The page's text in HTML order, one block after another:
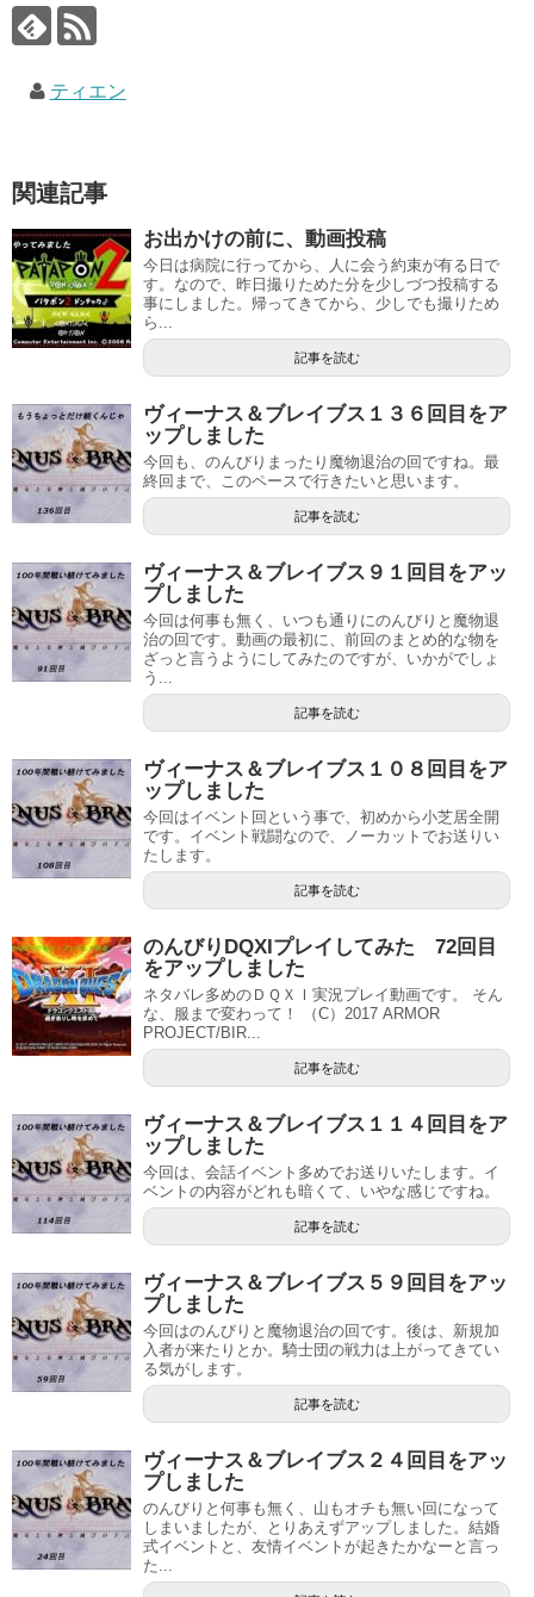
ティエン
関連記事
お出かけの前に、動画投稿
今日は病院に行ってから、人に会う約束が有る日で
す。なので、昨日撮りためた分を少しづつ投稿する
事にしました。帰ってきてから、少しでも撮りため
ら...
記事を読む
ヴィーナス＆ブレイブス１３６回目をア
ップしました
今回も、のんびりまったり魔物退治の回ですね。最
終回まで、このペースで行きたいと思います。
記事を読む
ヴィーナス＆ブレイブス９１回目をアッ
プしました
今回は何事も無く、いつも通りにのんびりと魔物退
治の回です。動画の最初に、前回のまとめ的な物を
ざっと言うようにしてみたのですが、いかがでしょ
う...
記事を読む
ヴィーナス＆ブレイブス１０８回目をア
ップしました
今回はイベント回という事で、初めから小芝居全開
です。イベント戦闘なので、ノーカットでお送りい
たします。
記事を読む
のんびりDQXIプレイしてみた 72回目
をアップしました
ネタバレ多めのＤＱＸＩ実況プレイ動画です。 そん
な、服まで変わって！ （C）2017 ARMOR
PROJECT/BIR...
記事を読む
ヴィーナス＆ブレイブス１１４回目をア
ップしました
今回は、会話イベント多めでお送りいたします。イ
ベントの内容がどれも暗くて、いやな感じですね。
記事を読む
ヴィーナス＆ブレイブス５９回目をアッ
プしました
今回はのんびりと魔物退治の回です。後は、新規加
入者が来たりとか。騎士団の戦力は上がってきてい
る気がします。
記事を読む
ヴィーナス＆ブレイブス２４回目をアッ
プしました
のんびりと何事も無く、山もオチも無い回になって
しまいましたが、とりあえずアップしました。結婚
式イベントと、友情イベントが起きたかなーと言っ
た...